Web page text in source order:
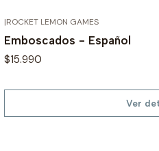
|ROCKET LEMON GAMES
Emboscados - Español
$15.990
Ver